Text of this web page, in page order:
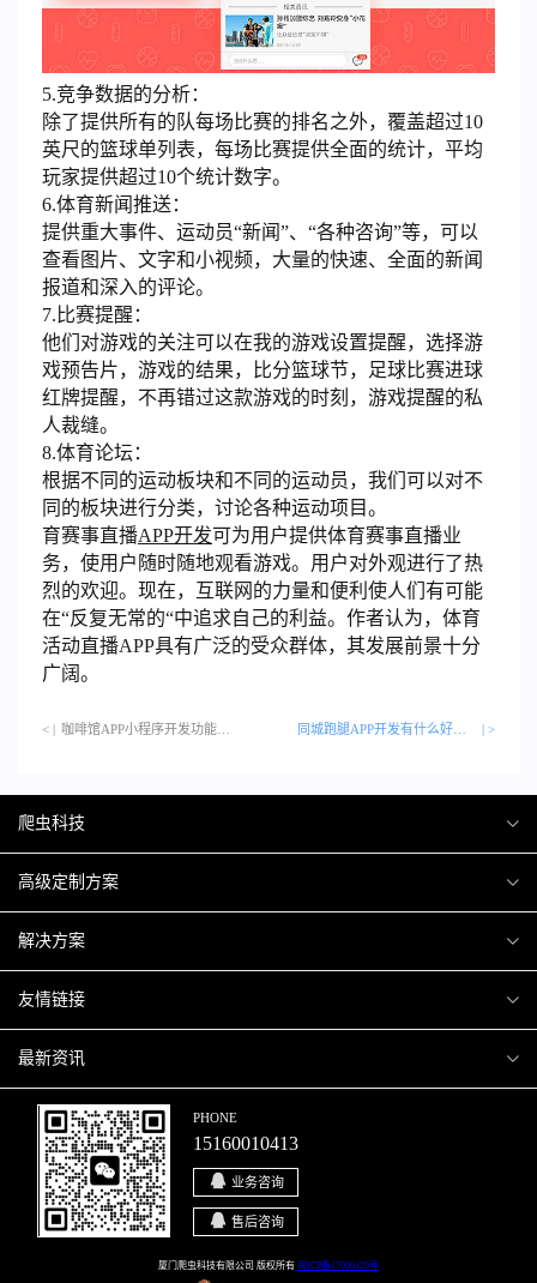
5.竞争数据的分析：
除了提供所有的队每场比赛的排名之外，覆盖超过10
英尺的篮球单列表，每场比赛提供全面的统计，平均
玩家提供超过10个统计数字。
6.体育新闻推送：
提供重大事件、运动员“新闻”、“各种咨询”等，可以
查看图片、文字和小视频，大量的快速、全面的新闻
报道和深入的评论。
7.比赛提醒：
他们对游戏的关注可以在我的游戏设置提醒，选择游
戏预告片，游戏的结果，比分篮球节，足球比赛进球
红牌提醒，不再错过这款游戏的时刻，游戏提醒的私
人裁缝。
8.体育论坛：
根据不同的运动板块和不同的运动员，我们可以对不
同的板块进行分类，讨论各种运动项目。
育赛事直播APP开发可为用户提供体育赛事直播业
务，使用户随时随地观看游戏。用户对外观进行了热
烈的欢迎。现在，互联网的力量和便利使人们有可能
在“反复无常的“中追求自己的利益。作者认为，体育
活动直播APP具有广泛的受众群体，其发展前景十分
广阔。
< | | >
爬虫科技
爬虫案例
关于爬虫
高级定制方案
H5互动营销
微信小程序
移动APP
解决方案
商城解决方案
商城会员积分商城解决方案
网站解决方案
智慧校园解决方案
智慧停车解决方案
友情链接
厦门小程序开发
厦门APP开发
厦门微商城开发
博客园
最新资讯
行业资讯
爬虫动态
PHONE
15160010413
业务咨询
售后咨询
厦门爬虫科技有限公司 版权所有 闽ICP备17000429号